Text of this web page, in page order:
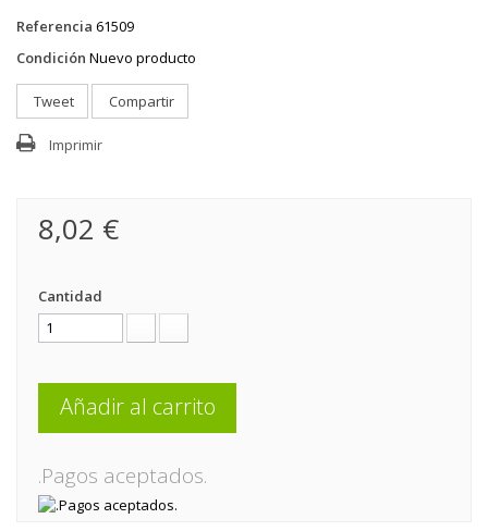
Referencia 61509
Condición Nuevo producto
Tweet Compartir
Imprimir
8,02 €
Cantidad
Añadir al carrito
.Pagos aceptados.